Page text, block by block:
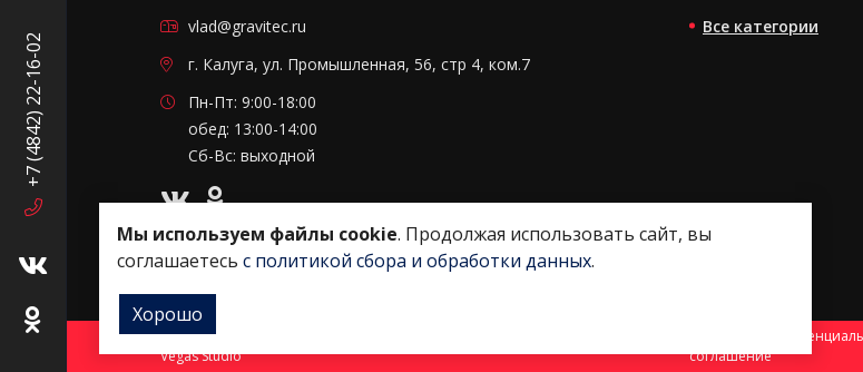
+7 (4842) 22-16-02
vlad@gravitec.ru
г. Калуга, ул. Промышленная, 56, стр 4, ком.7
Пн-Пт: 9:00-18:00
обед: 13:00-14:00
Сб-Вс: выходной
Все категории
Copyright © 2020 - 2026. Гравитек Калуга. Разработка и продвижение -
Vegas Studio
Политика
соглашение
Мы используем файлы cookie. Продолжая использовать сайт, вы
соглашаетесь с политикой сбора и обработки данных.
Хорошо